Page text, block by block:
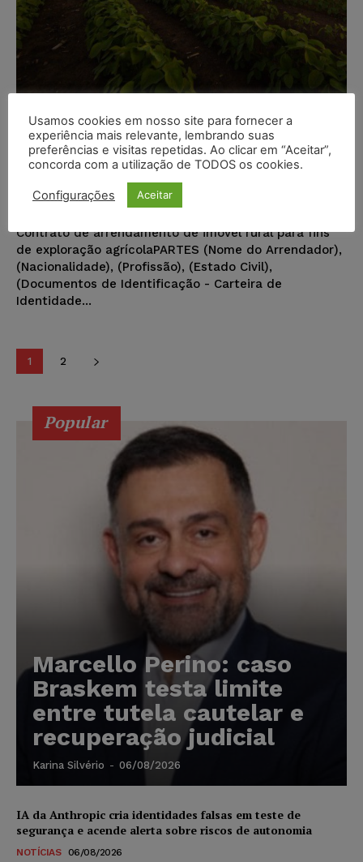
Contrato de Arrendamento de
Imóvel Rural para Fins de
Exploração Agrícola
MODELOS DE DOCUMENTOS
Contrato de arrendamento de imóvel rural para fins
de exploração agrícolaPARTES (Nome do Arrendador),
(Nacionalidade), (Profissão), (Estado Civil),
(Documentos de Identificação - Carteira de
Identidade...
1 2
Popular
Marcello Perino: caso
Braskem testa limite
entre tutela cautelar e
recuperação judicial
Karina Silvério - 06/08/2026
IA da Anthropic cria identidades falsas em teste de
segurança e acende alerta sobre riscos de autonomia
NOTÍCIAS 06/08/2026
Usamos cookies em nosso site para fornecer a
experiência mais relevante, lembrando suas
preferências e visitas repetidas. Ao clicar em “Aceitar”,
concorda com a utilização de TODOS os cookies.
Configurações Aceitar